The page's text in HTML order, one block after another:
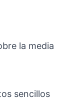
la media
sencillos